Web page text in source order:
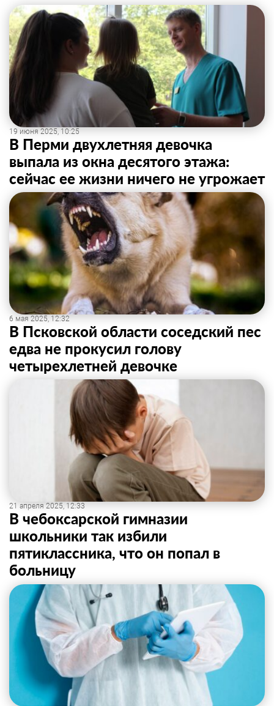
19 июня 2025, 10:25
В Перми двухлетняя девочка
выпала из окна десятого этажа:
сейчас ее жизни ничего не угрожает
6 мая 2025, 12:32
В Псковской области соседский пес
едва не прокусил голову
четырехлетней девочке
21 апреля 2025, 12:33
В чебоксарской гимназии
школьники так избили
пятиклассника, что он попал в
больницу